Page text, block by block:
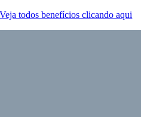
Veja todos benefícios clicando aqui